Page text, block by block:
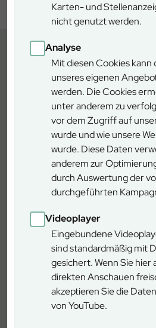
Karten- und
nicht genutzt werden.
Analyse
Mit diesen Cookies kann
unseres eigenen
werden. Die Cookies
unter anderem zu
vor dem Zugriff auf
wurde und wie unsere
wurde. Diese Daten
anderem zur
durch Auswertung der
durchgeführten
Videoplayer
Eingebundene
sind standardmäßig mit
gesichert. Wenn Sie hier
direkten Anschauen
akzeptieren Sie die
von YouTube.
Wichtige
18 Uhr (letzter
witterungsbedingte
Wir freuen uns auf Ihren
Infos zu den